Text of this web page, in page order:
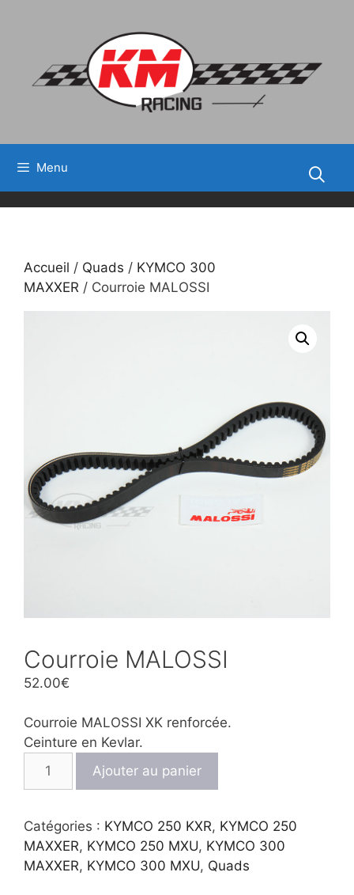
Menu
Accueil / Quads / KYMCO 300
MAXXER / Courroie MALOSSI
Courroie MALOSSI
52.00€
Courroie MALOSSI XK renforcée.
Ceinture en Kevlar.
quantité
MALOSSI
Ajouter au panier
Catégories : KYMCO 250 KXR, KYMCO 250
MAXXER, KYMCO 250 MXU, KYMCO 300
MAXXER, KYMCO 300 MXU, Quads